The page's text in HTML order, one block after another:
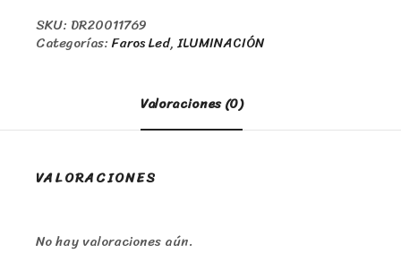
SKU: DR20011769
Categorías:Faros Led,ILUMINACIÓN
Valoraciones (0)
VALORACIONES
No hay valoraciones aún.